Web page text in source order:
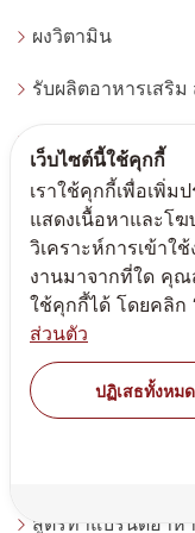
ผงวิตามิน
รับผลิตอาหารเสริ
สูตรผลิตภัณฑ์เพื่อสุ
สูตรอาหารเสริม ช
ประเภทผลิตภัณฑ์
สูตรทำแบรนด์แอล
สูตรทำแบรนด์ครีม
สูตรทำแบรนด์เครื่อ
สูตรทำแบรนด์เวช
สูตรทำแบรนด์อาห
เว็บไซต์นี้ใช้คุกกี้
เราใช้คุกกี้เพื่อเพิ่ม
แสดงเนื้อหาและโ
วิเคราะห์การเข้าใ
งานมาจากที่ใด คุณ
ใช้คุกกี้ได้ โดยคลิก
ส่วนตัว
ปฏิเสธทั้งหมด